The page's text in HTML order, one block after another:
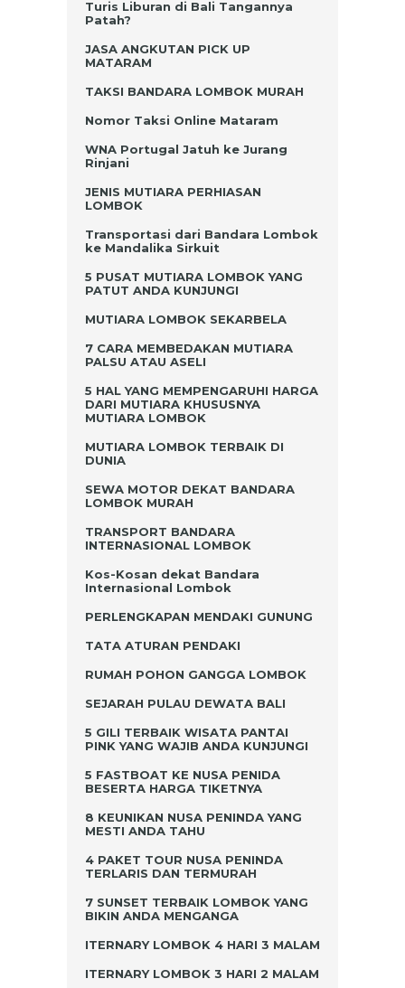
Turis Liburan di Bali Tangannya
Patah?
JASA ANGKUTAN PICK UP
MATARAM
TAKSI BANDARA LOMBOK MURAH
Nomor Taksi Online Mataram
WNA Portugal Jatuh ke Jurang
Rinjani
JENIS MUTIARA PERHIASAN
LOMBOK
Transportasi dari Bandara Lombok
ke Mandalika Sirkuit
5 PUSAT MUTIARA LOMBOK YANG
PATUT ANDA KUNJUNGI
MUTIARA LOMBOK SEKARBELA
7 CARA MEMBEDAKAN MUTIARA
PALSU ATAU ASELI
5 HAL YANG MEMPENGARUHI HARGA
DARI MUTIARA KHUSUSNYA
MUTIARA LOMBOK
MUTIARA LOMBOK TERBAIK DI
DUNIA
SEWA MOTOR DEKAT BANDARA
LOMBOK MURAH
TRANSPORT BANDARA
INTERNASIONAL LOMBOK
Kos-Kosan dekat Bandara
Internasional Lombok
PERLENGKAPAN MENDAKI GUNUNG
TATA ATURAN PENDAKI
RUMAH POHON GANGGA LOMBOK
SEJARAH PULAU DEWATA BALI
5 GILI TERBAIK WISATA PANTAI
PINK YANG WAJIB ANDA KUNJUNGI
5 FASTBOAT KE NUSA PENIDA
BESERTA HARGA TIKETNYA
8 KEUNIKAN NUSA PENINDA YANG
MESTI ANDA TAHU
4 PAKET TOUR NUSA PENINDA
TERLARIS DAN TERMURAH
7 SUNSET TERBAIK LOMBOK YANG
BIKIN ANDA MENGANGA
ITERNARY LOMBOK 4 HARI 3 MALAM
ITERNARY LOMBOK 3 HARI 2 MALAM